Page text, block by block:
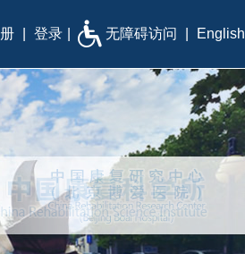
登录 无障碍访问 English